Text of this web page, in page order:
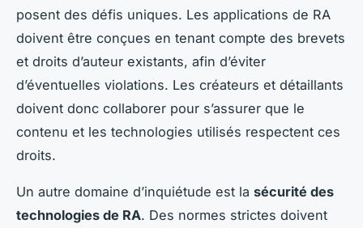
posent des défis uniques. Les applications de RA
doivent être conçues en tenant compte des brevets
et droits d’auteur existants, afin d’éviter
d’éventuelles violations. Les créateurs et détaillants
doivent donc collaborer pour s’assurer que le
contenu et les technologies utilisés respectent ces
droits.
Un autre domaine d’inquiétude est la sécurité des
technologies de RA. Des normes strictes doivent